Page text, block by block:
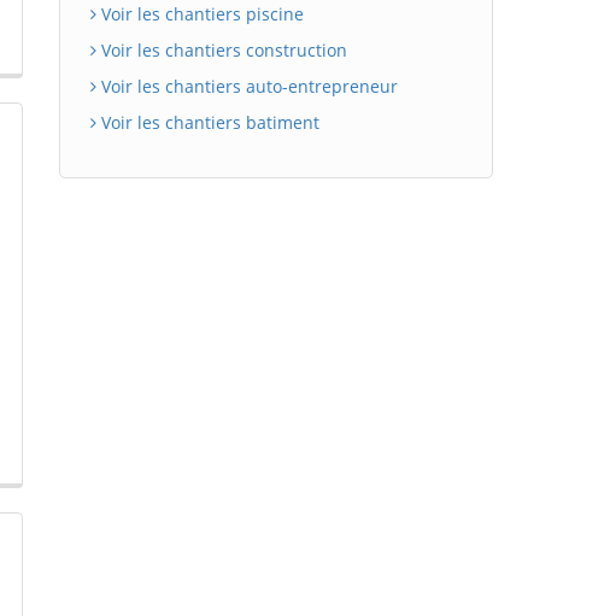
Voir les chantiers piscine
Voir les chantiers construction
Voir les chantiers auto-entrepreneur
Voir les chantiers batiment